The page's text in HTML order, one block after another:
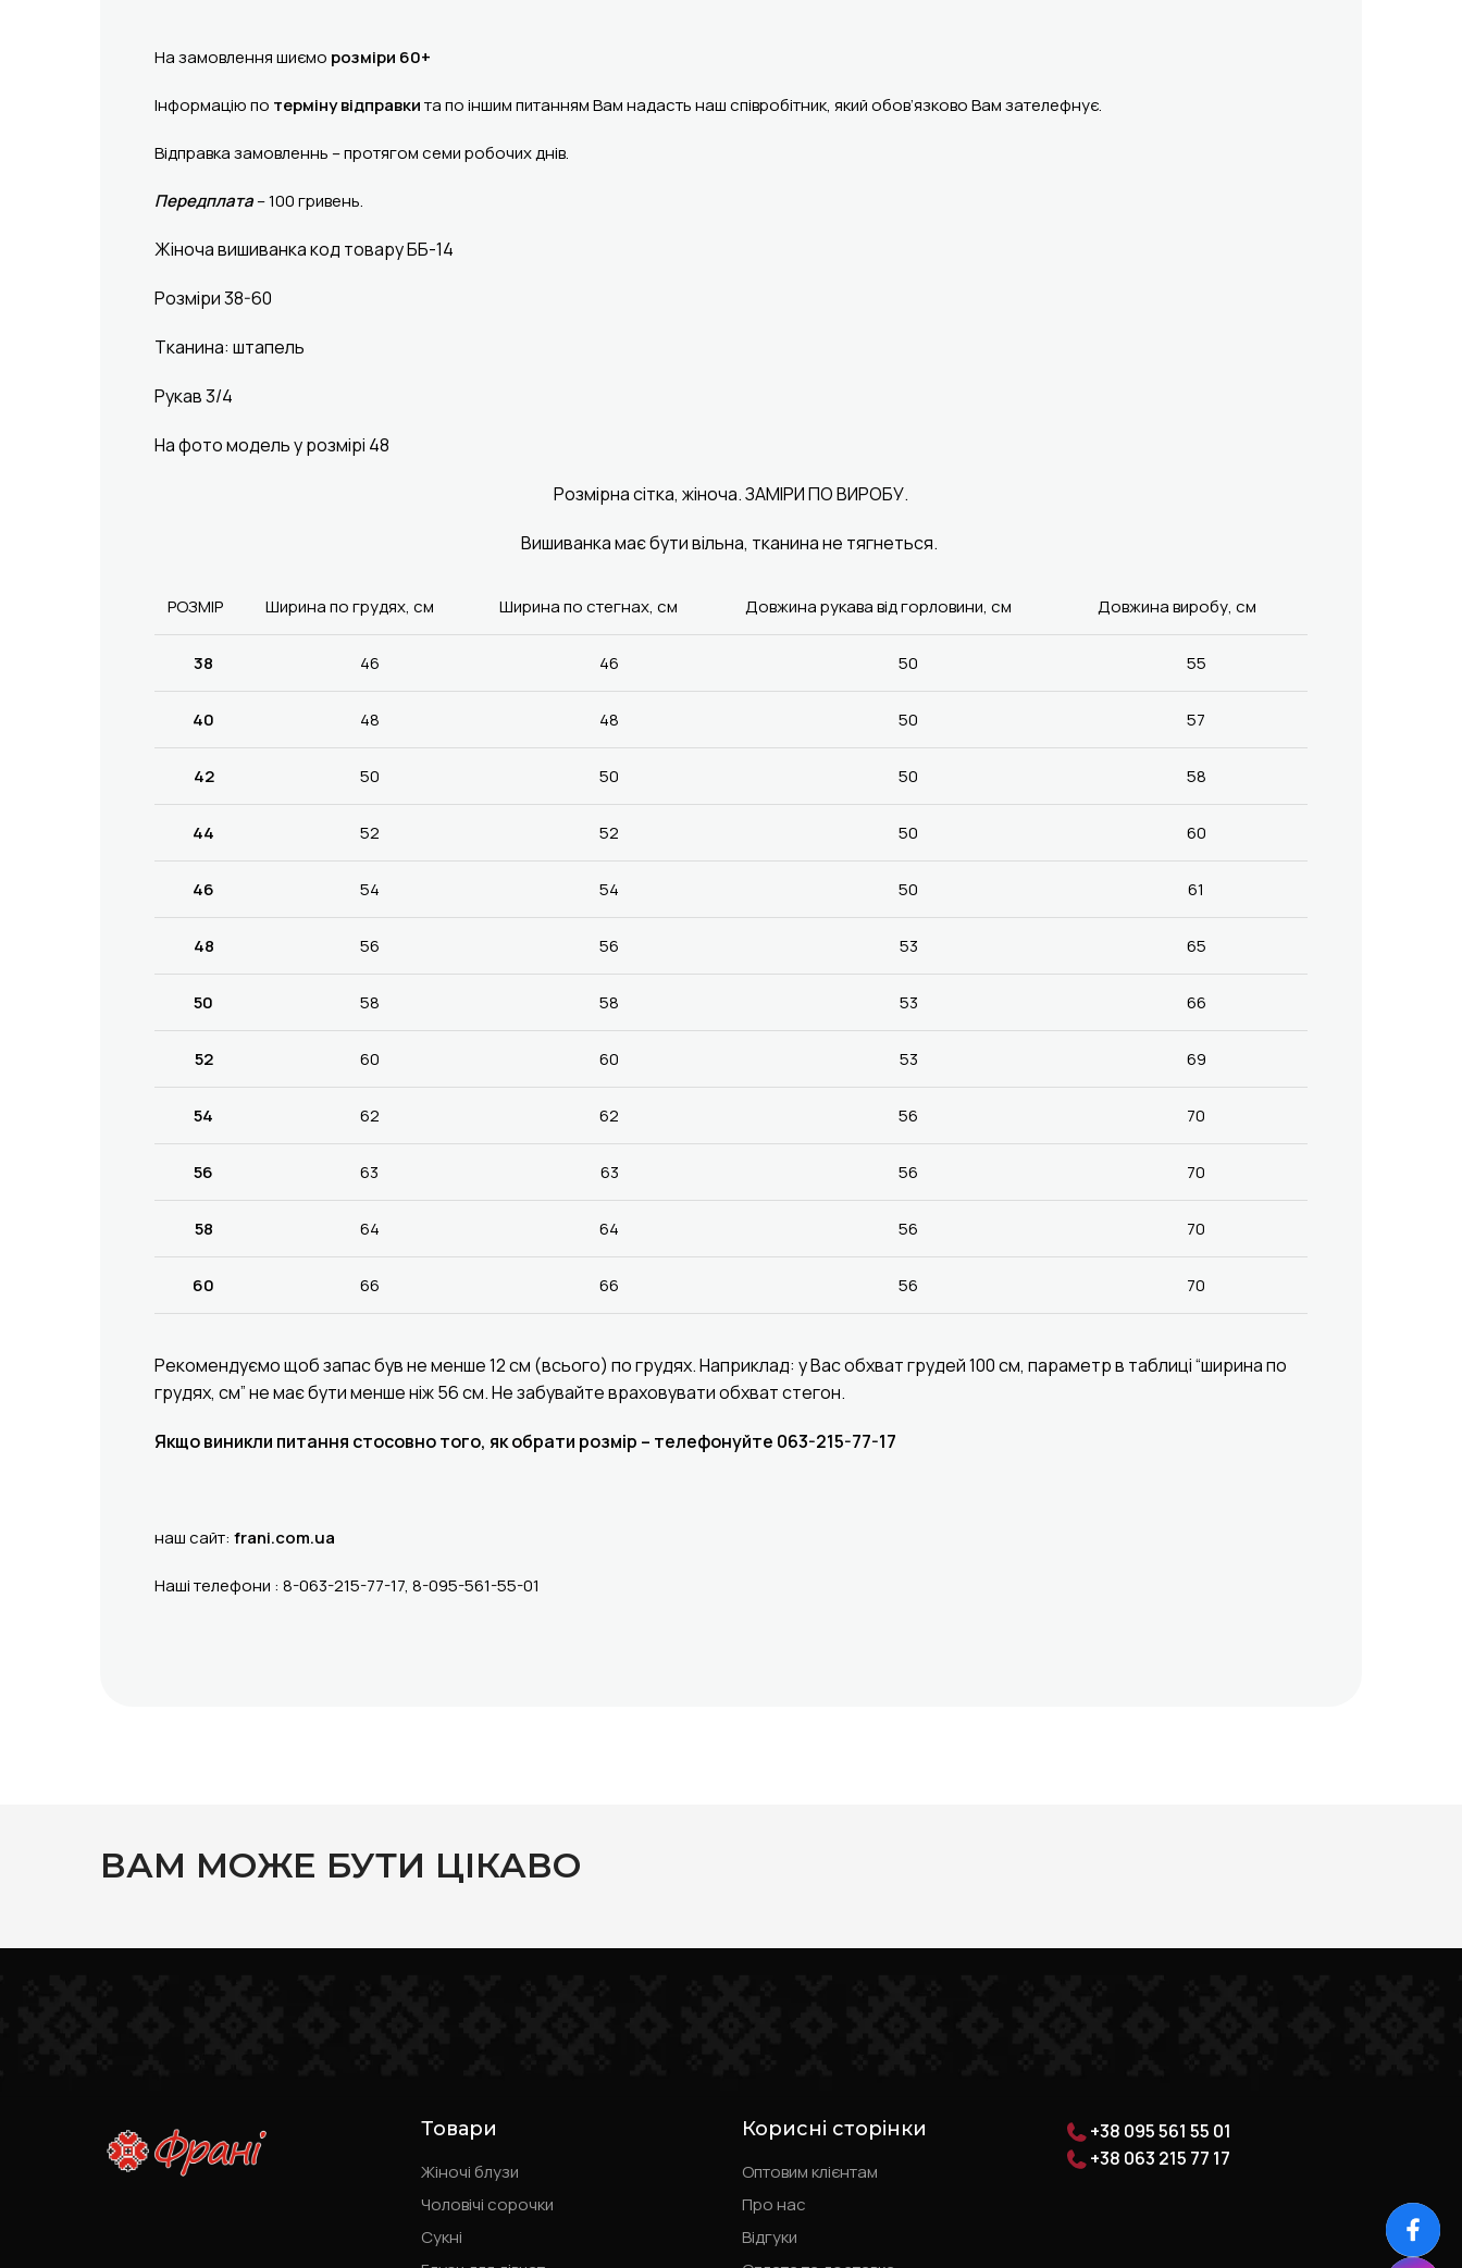
На замовлення шиємо розміри 60+
Інформацію по терміну відправкита по іншим питанням Вам надасть наш співробітник, який обов’язково Вам зателефнує.
Відправка замовленнь – протягом семи робочих днів.
Передплата– 100 гривень.
Жіноча вишиванка код товару ББ-14
Розміри 38-60
Тканина: штапель
Рукав 3/4
На фото модель у розмірі 48
Розмірна сітка, жіноча. ЗАМІРИ ПО ВИРОБУ.
Вишиванка має бути вільна, тканина не тягнеться.
РОЗМІР Ширина по грудях, см Ширина по стегнах, см Довжина рукава від горловини, см Довжина виробу, см
38 46 46 50 55
40 48 48 50 57
42 50 50 50 58
44 52 52 50 60
46 54 54 50 61
48 56 56 53 65
50 58 58 53 66
52 60 60 53 69
54 62 62 56 70
56 63 63 56 70
58 64 64 56 70
60 66 66 56 70
Рекомендуємо щоб запас був не менше 12 см (всього) по грудях. Наприклад: у Вас обхват грудей 100 см, параметр в таблиці “ширина по
грудях, см” не має бути менше ніж 56 см. Не забувайте враховувати обхват стегон.
Якщо виникли питання стосовно того, як обрати розмір – телефонуйте 063-215-77-17
наш сайт: frani.com.ua
Наші телефони : 8-063-215-77-17, 8-095-561-55-01
ВАМ МОЖЕ БУТИ ЦІКАВО
Товари
Жіночі блузи
Чоловічі сорочки
Сукні
Корисні сторінки
Оптовим клієнтам
Про нас
Відгуки
+38 095 561 55 01
+38 063 215 77 17